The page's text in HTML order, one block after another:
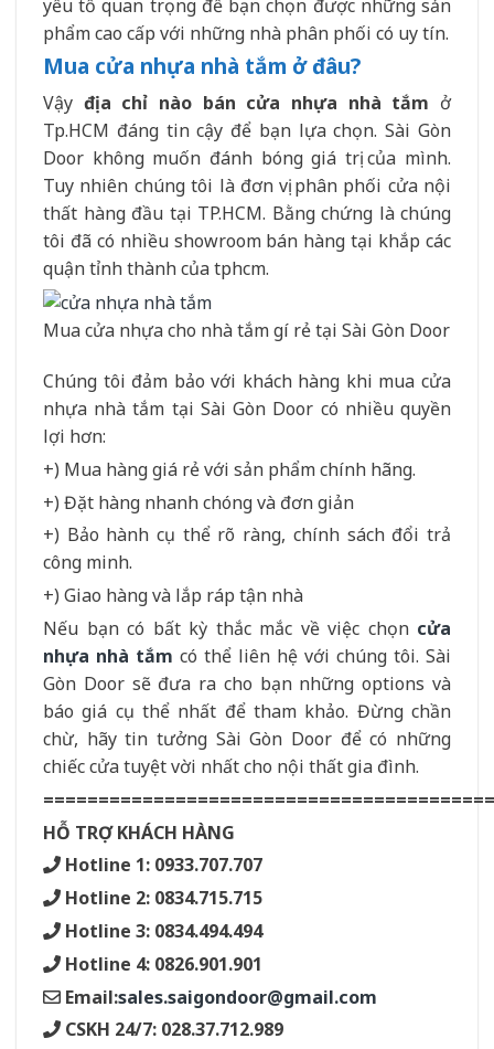
yếu tố quan trọng để bạn chọn được những sản
phẩm cao cấp với những nhà phân phối có uy tín.
Mua cửa nhựa nhà tắm ở đâu?
Vậy địa chỉ nào bán cửa nhựa nhà tắm ở
Tp.HCM đáng tin cậy để bạn lựa chọn. Sài Gòn
Door không muốn đánh bóng giá trị của mình.
Tuy nhiên chúng tôi là đơn vị phân phối cửa nội
thất hàng đầu tại TP.HCM. Bằng chứng là chúng
tôi đã có nhiều showroom bán hàng tại khắp các
quận tỉnh thành của tphcm.
Mua cửa nhựa cho nhà tắm gí rẻ tại Sài Gòn Door
Chúng tôi đảm bảo với khách hàng khi mua cửa
nhựa nhà tắm tại Sài Gòn Door có nhiều quyền
lợi hơn:
+) Mua hàng giá rẻ với sản phẩm chính hãng.
+) Đặt hàng nhanh chóng và đơn giản
+) Bảo hành cụ thể rõ ràng, chính sách đổi trả
công minh.
+) Giao hàng và lắp ráp tận nhà
Nếu bạn có bất kỳ thắc mắc về việc chọn cửa
nhựa nhà tắm có thể liên hệ với chúng tôi. Sài
Gòn Door sẽ đưa ra cho bạn những options và
báo giá cụ thể nhất để tham khảo. Đừng chần
chừ, hãy tin tưởng Sài Gòn Door để có những
chiếc cửa tuyệt vời nhất cho nội thất gia đình.
HỖ TRỢ KHÁCH HÀNG
Hotline 1: 0933.707.707
Hotline 2: 0834.715.715
Hotline 3: 0834.494.494
Hotline 4: 0826.901.901
Email:sales.saigondoor@gmail.com
CSKH 24/7: 028.37.712.989